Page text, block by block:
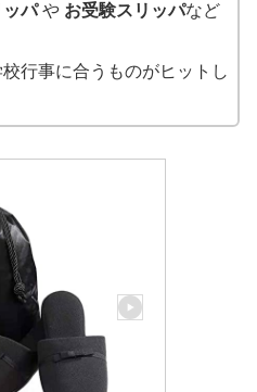
パや お受験スリッパなど
行事に合うものがヒットし